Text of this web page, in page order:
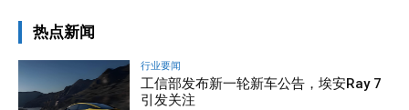
热点新闻
行业要闻
工信部发布新一轮新车公告，埃安Ray 7
引发关注